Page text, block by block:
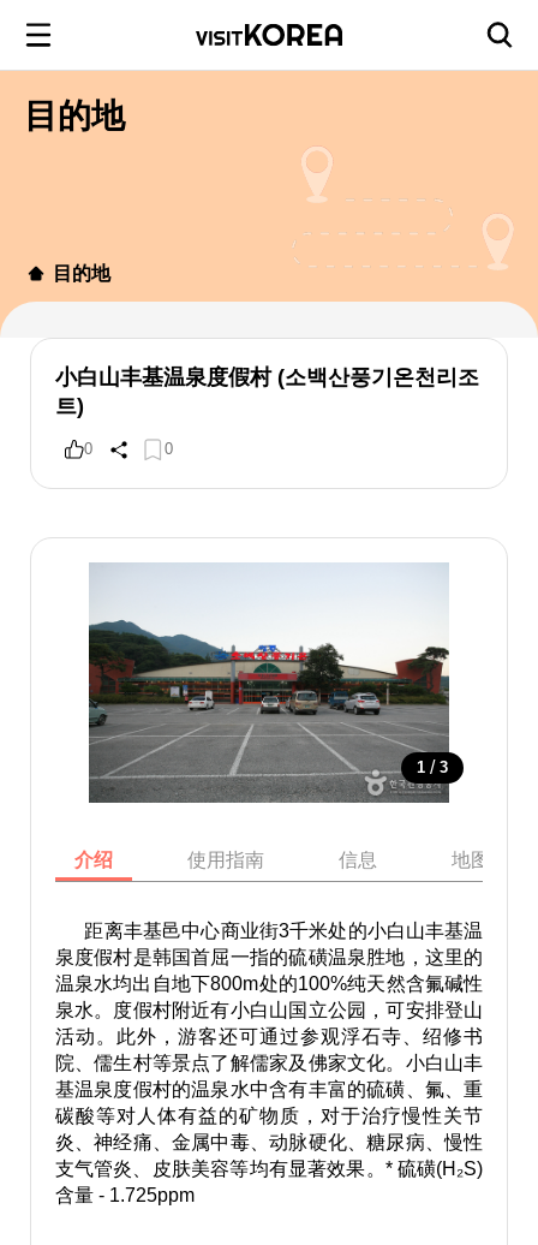
目的地
目的地
小白山丰基温泉度假村 (소백산풍기온천리조
트)
0 0
1 / 3
介绍 使用指南 信息 地图
距离丰基邑中心商业街3千米处的小白山丰基温
泉度假村是韩国首屈一指的硫磺温泉胜地，这里的
温泉水均出自地下800m处的100%纯天然含氟碱性
泉水。度假村附近有小白山国立公园，可安排登山
活动。此外，游客还可通过参观浮石寺、绍修书
院、儒生村等景点了解儒家及佛家文化。小白山丰
基温泉度假村的温泉水中含有丰富的硫磺、氟、重
碳酸等对人体有益的矿物质，对于治疗慢性关节
炎、神经痛、金属中毒、动脉硬化、糖尿病、慢性
支气管炎、皮肤美容等均有显著效果。* 硫磺(H₂S)
含量 - 1.725ppm